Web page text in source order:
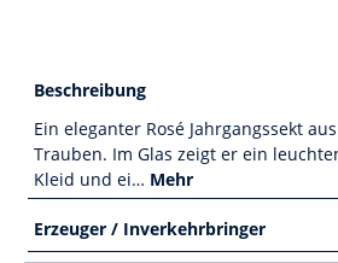
Beschreibung
Ein eleganter Rosé Jahrgangssekt
Trauben. Im Glas zeigt er ein
Kleid und ei… Mehr
Erzeuger / Inverkehrbringer